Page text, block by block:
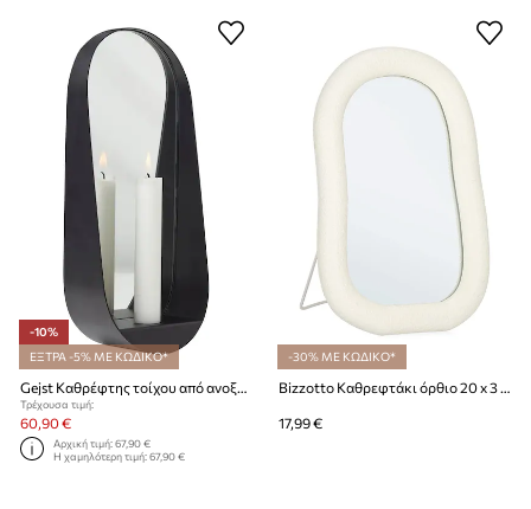
-10%
ΕΞΤΡΑ -5% ΜΕ ΚΩΔΙΚΟ*
Gejst Καθρέφτης τοίχου από ανοξείδωτο χάλυβα 28 x 6,5 cm
Τρέχουσα τιμή:
60,90 €
Αρχική τιμή:67,90 €
Η χαμηλότερη τιμή:67,90 €
-30% ΜΕ ΚΩΔΙΚΟ*
Bizzotto Καθρεφτάκι όρθιο 20 x 3 x 30 cm
17,99 €